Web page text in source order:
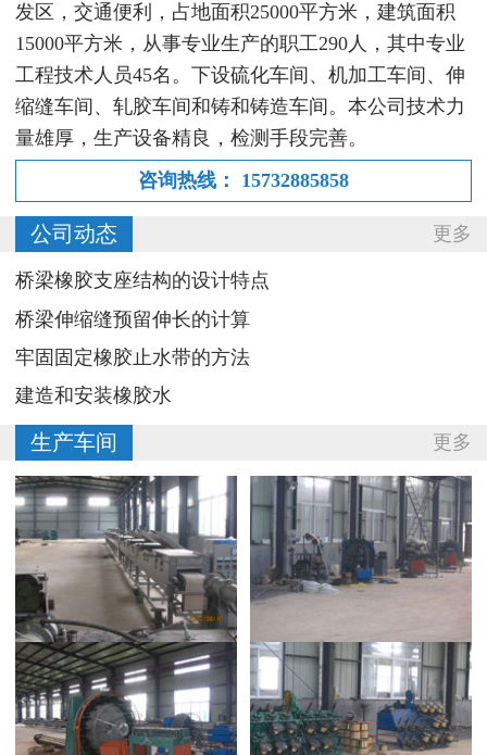
发区，交通便利，占地面积25000平方米，建筑面积
15000平方米，从事专业生产的职工290人，其中专业
工程技术人员45名。下设硫化车间、机加工车间、伸
缩缝车间、轧胶车间和铸和铸造车间。本公司技术力
量雄厚，生产设备精良，检测手段完善。
咨询热线：
15732885858
更多
公司动态
桥梁橡胶支座结构的设计特点
桥梁伸缩缝预留伸长的计算
牢固固定橡胶止水带的方法
建造和安装橡胶水
更多
生产车间